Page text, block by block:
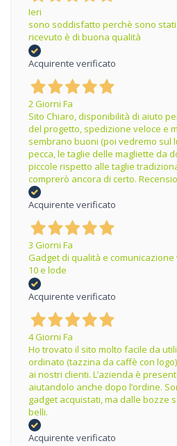
Ieri
sono soddisfatto perchè sono
ricevuto è di buona qualità
Acquirente verificato
2 Giorni Fa
Sito Chiaro, disponibilità di aiuto
del progetto, spedizione veloce e
sembrano buoni (poi vedremo sul
pecca, le taglie delle magliette da
piccole rispetto alle taglie
comprerò ancora di certo.
Acquirente verificato
3 Giorni Fa
Gadget di qualità e comunicazione
10 e lode
Acquirente verificato
4 Giorni Fa
Ho trovato il sito molto facile da
ordinato (tazzina da caffè con
ai nostri clienti. L’azienda è
aiutandolo anche dopo l’ordine.
gadget acquistati, ma dalle bozze
belli.
Acquirente verificato